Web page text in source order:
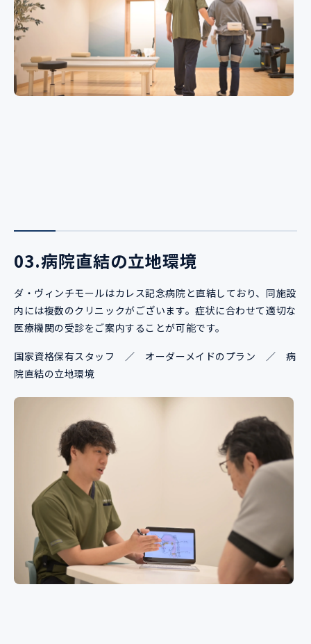
03.病院直結の立地環境
ダ・ヴィンチモールはカレス記念病院と直結しており、同施設
内には複数のクリニックがございます。症状に合わせて適切な
医療機関の受診をご案内することが可能です。
国家資格保有スタッフ ／ オーダーメイドのプラン ／ 病
院直結の立地環境